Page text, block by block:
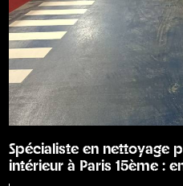
Spécialiste en nettoyage
intérieur à Paris 15ème :